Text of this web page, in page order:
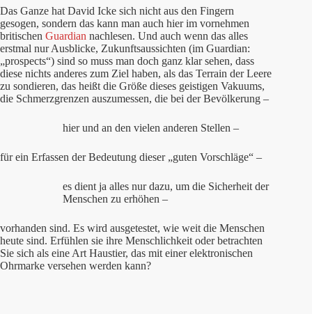
Das Ganze hat David Icke sich nicht aus den Fingern
gesogen, sondern das kann man auch hier im vornehmen
britischen Guardian nachlesen. Und auch wenn das alles
erstmal nur Ausblicke, Zukunftsaussichten (im Guardian:
„prospects“) sind so muss man doch ganz klar sehen, dass
diese nichts anderes zum Ziel haben, als das Terrain der Leere
zu sondieren, das heißt die Größe dieses geistigen Vakuums,
die Schmerzgrenzen auszumessen, die bei der Bevölkerung –
hier und an den vielen anderen Stellen –
für ein Erfassen der Bedeutung dieser „guten Vorschläge“ –
es dient ja alles nur dazu, um die Sicherheit der
Menschen zu erhöhen –
vorhanden sind. Es wird ausgetestet, wie weit die Menschen
heute sind. Erfühlen sie ihre Menschlichkeit oder betrachten
Sie sich als eine Art Haustier, das mit einer elektronischen
Ohrmarke versehen werden kann?